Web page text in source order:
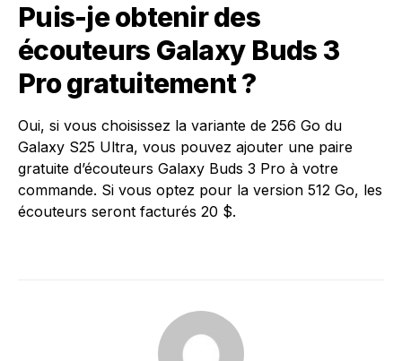
Puis-je obtenir des
écouteurs Galaxy Buds 3
Pro gratuitement ?
Oui, si vous choisissez la variante de 256 Go du
Galaxy S25 Ultra, vous pouvez ajouter une paire
gratuite d’écouteurs Galaxy Buds 3 Pro à votre
commande. Si vous optez pour la version 512 Go, les
écouteurs seront facturés 20 $.